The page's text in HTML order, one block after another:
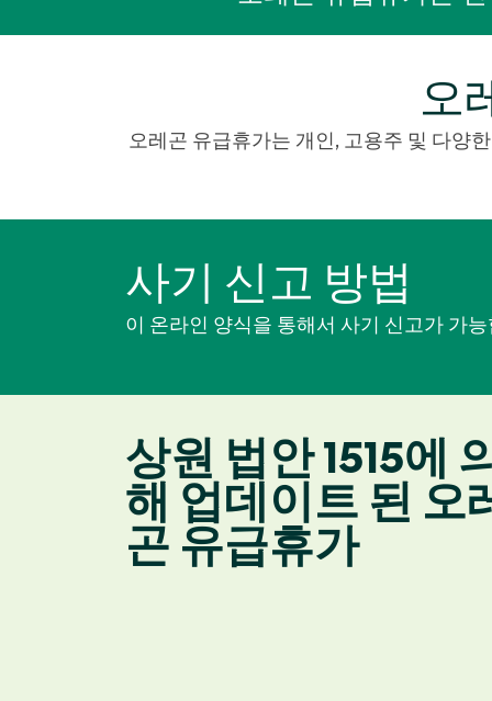
오
오레곤 유급휴가는 개인, 고용주 및 다양
사기 신고 방법
이 온라인 양식을 통해서 사기 신고가 가
상원 법안 1515에
해 업데이트 된 오
곤 유급휴가